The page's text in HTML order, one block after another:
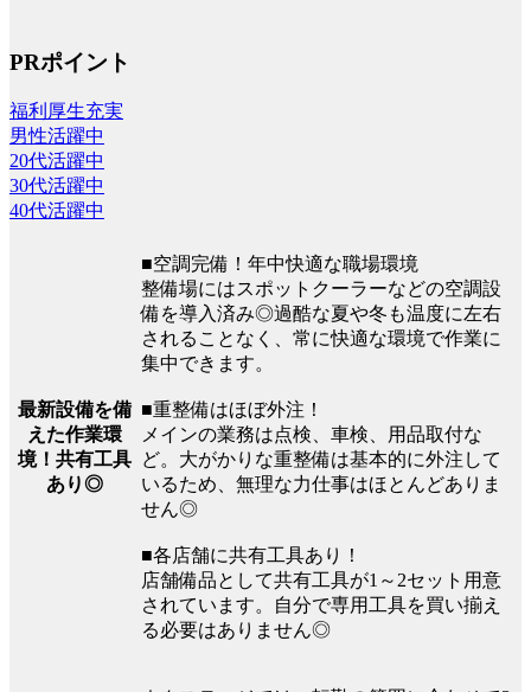
PRポイント
福利厚生充実
男性活躍中
20代活躍中
30代活躍中
40代活躍中
最新設備を備
えた作業環
境！共有工具
あり◎
■空調完備！年中快適な職場環境
整備場にはスポットクーラーなどの空調設
備を導入済み◎過酷な夏や冬も温度に左右
されることなく、常に快適な環境で作業に
集中できます。
■重整備はほぼ外注！
メインの業務は点検、車検、用品取付な
ど。大がかりな重整備は基本的に外注して
いるため、無理な力仕事はほとんどありま
せん◎
■各店舗に共有工具あり！
店舗備品として共有工具が1～2セット用意
されています。自分で専用工具を買い揃え
る必要はありません◎